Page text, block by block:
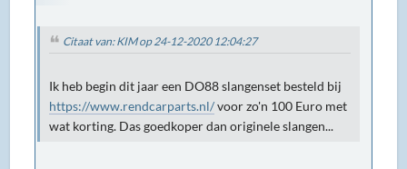
Citaat van: KIM op 24-12-2020 12:04:27
Ik heb begin dit jaar een DO88 slangenset besteld bij
https://www.rendcarparts.nl/voor zo'n 100 Euro met
wat korting. Das goedkoper dan originele slangen...